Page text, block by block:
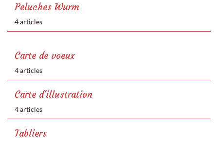
Peluches Wurm
4 articles
Carte de voeux
4 articles
Carte d'illustration
4 articles
Tabliers